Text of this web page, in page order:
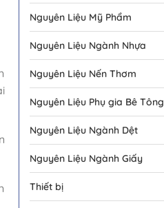
Nguyên Liệu Mỹ Phẩm
Nguyên Liệu Ngành Nhựa
Nguyên Liệu Nến Thơm
Nguyên Liệu Phụ gia Bê Tông
Nguyên Liệu Ngành Dệt
Nguyên Liệu Ngành Giấy
Thiết bị